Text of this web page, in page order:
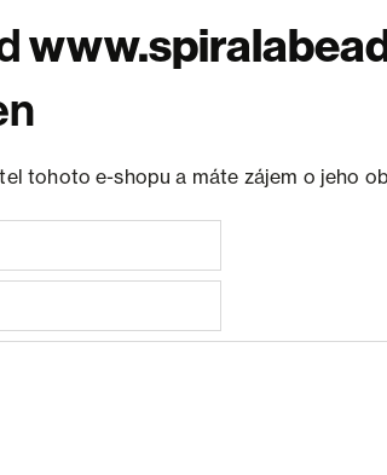
tohoto e-shopu a máte zájem o jeho